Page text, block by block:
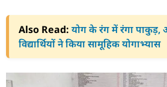
Also Read: योग के रंग में रंगा पाकुड़,
विद्यार्थियों ने किया सामूहिक योगाभ्यास